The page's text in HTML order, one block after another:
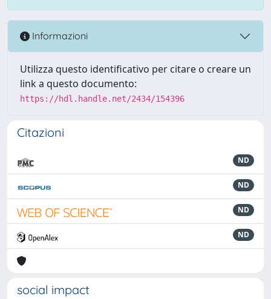
Informazioni
Utilizza questo identificativo per citare o creare un
link a questo documento:
https://hdl.handle.net/2434/154396
Citazioni
ND
ND
ND
ND
social impact